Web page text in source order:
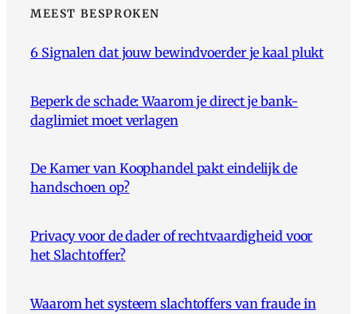
MEEST BESPROKEN
6 Signalen dat jouw bewindvoerder je kaal plukt
Beperk de schade: Waarom je direct je bank-
daglimiet moet verlagen
De Kamer van Koophandel pakt eindelijk de
handschoen op?
Privacy voor de dader of rechtvaardigheid voor
het Slachtoffer?
Waarom het systeem slachtoffers van fraude in